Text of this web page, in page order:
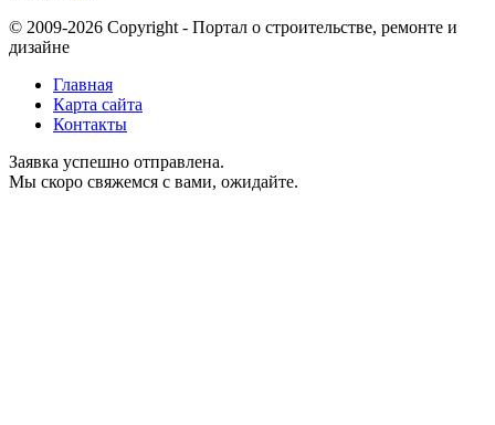
© 2009-2026 Copyright - Портал о строительстве, ремонте и
дизайне
Главная
Карта сайта
Контакты
Заявка успешно отправлена.
Мы скоро свяжемся с вами, ожидайте.